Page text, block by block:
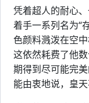
凭着超人的耐心
着手一系列名为“
色颜料溅泼在空
这依然耗费了他
期得到尽可能完
能由衷地说，皇天